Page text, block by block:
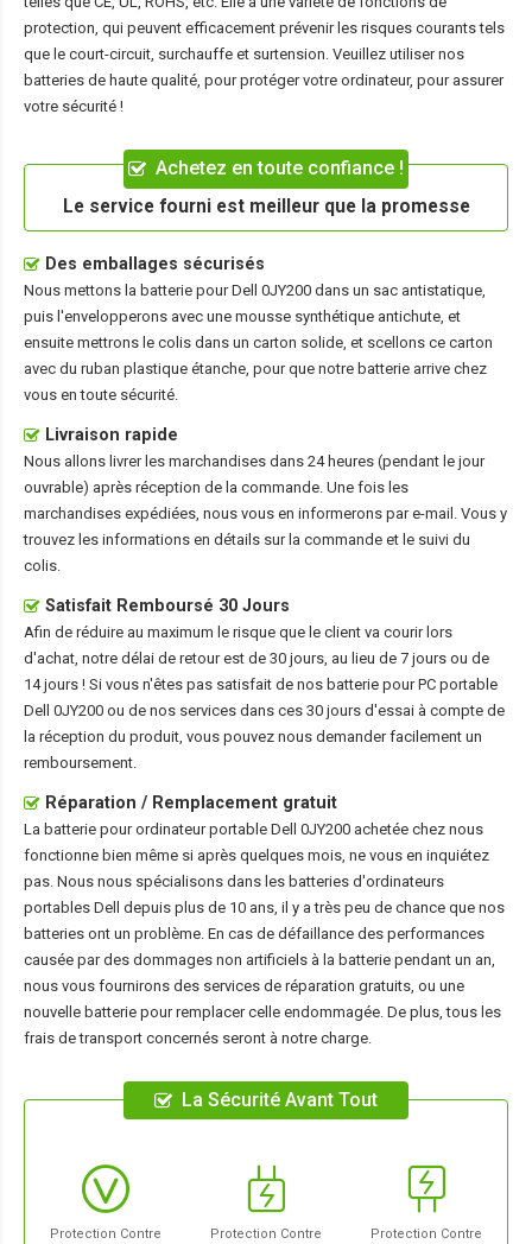
protection, qui peuvent efficacement prévenir les risques courants tels
que le court-circuit, surchauffe et surtension. Veuillez utiliser nos
batteries de haute qualité, pour protéger votre ordinateur, pour assurer
votre sécurité !
Achetez en toute confiance !
Le service fourni est meilleur que la promesse
Des emballages sécurisés
Nous mettons la batterie pour Dell 0JY200 dans un sac antistatique,
puis l'envelopperons avec une mousse synthétique antichute, et
ensuite mettrons le colis dans un carton solide, et scellons ce carton
avec du ruban plastique étanche, pour que notre batterie arrive chez
vous en toute sécurité.
Livraison rapide
Nous allons livrer les marchandises dans 24 heures (pendant le jour
ouvrable) après réception de la commande. Une fois les
marchandises expédiées, nous vous en informerons par e-mail. Vous y
trouvez les informations en détails sur la commande et le suivi du
colis.
Satisfait Remboursé 30 Jours
Afin de réduire au maximum le risque que le client va courir lors
d'achat, notre délai de retour est de 30 jours, au lieu de 7 jours ou de
14 jours ! Si vous n'êtes pas satisfait de nos batterie pour PC portable
Dell 0JY200 ou de nos services dans ces 30 jours d'essai à compte de
la réception du produit, vous pouvez nous demander facilement un
remboursement.
Réparation / Remplacement gratuit
La batterie pour ordinateur portable Dell 0JY200 achetée chez nous
fonctionne bien même si après quelques mois, ne vous en inquiétez
pas. Nous nous spécialisons dans les batteries d'ordinateurs
portables Dell depuis plus de 10 ans, il y a très peu de chance que nos
batteries ont un problème. En cas de défaillance des performances
causée par des dommages non artificiels à la batterie pendant un an,
nous vous fournirons des services de réparation gratuits, ou une
nouvelle batterie pour remplacer celle endommagée. De plus, tous les
frais de transport concernés seront à notre charge.
La Sécurité Avant Tout
Protection Contre
Protection Contre
Protection Contre